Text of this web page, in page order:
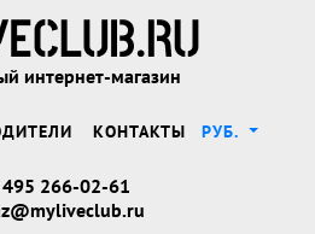
интернет-магазин
КОНТАКТЫ РУБ.
495 266-02-61